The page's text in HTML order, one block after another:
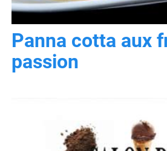
Panna cotta aux
passion